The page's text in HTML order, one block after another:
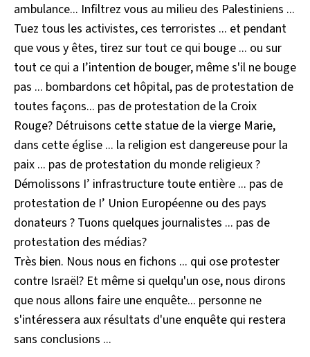
ambulance... Infiltrez vous au milieu des Palestiniens ...
Tuez tous les activistes, ces terroristes ... et pendant
que vous y êtes, tirez sur tout ce qui bouge ... ou sur
tout ce qui a I’intention de bouger, même s'il ne bouge
pas ... bombardons cet hôpital, pas de protestation de
toutes façons... pas de protestation de la Croix
Rouge? Détruisons cette statue de la vierge Marie,
dans cette église ... la religion est dangereuse pour la
paix ... pas de protestation du monde religieux ?
Démolissons I’ infrastructure toute entière ... pas de
protestation de I’ Union Européenne ou des pays
donateurs ? Tuons quelques journalistes ... pas de
protestation des médias?
Très bien. Nous nous en fichons ... qui ose protester
contre Israël? Et même si quelqu'un ose, nous dirons
que nous allons faire une enquête... personne ne
s'intéressera aux résultats d'une enquête qui restera
sans conclusions ...